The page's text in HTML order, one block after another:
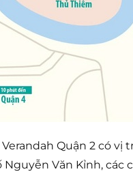
Quận 2 có
Văn Kỉnh, các